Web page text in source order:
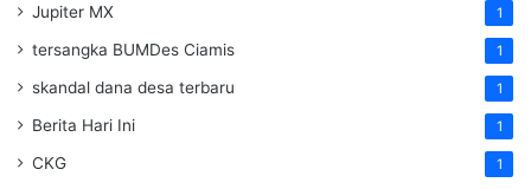
Jupiter MX 1
tersangka BUMDes Ciamis 1
skandal dana desa terbaru 1
Berita Hari Ini 1
CKG 1